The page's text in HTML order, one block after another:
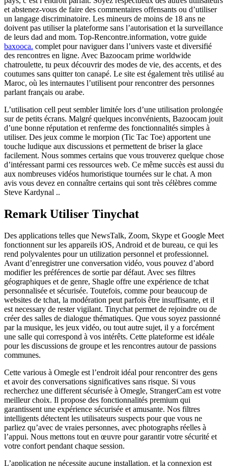
et abstenez-vous de faire des commentaires offensants ou d’utiliser
un langage discriminatoire. Les mineurs de moins de 18 ans ne
doivent pas utiliser la plateforme sans l’autorisation et la surveillance
de leurs dad and mom. Top-Rencontre.information, votre guide
baxooca. complet pour naviguer dans l’univers vaste et diversifié
des rencontres en ligne. Avec Bazoocam prime worldwide
chatroulette, tu peux découvrir des modes de vie, des accents, et des
coutumes sans quitter ton canapé. Le site est également très utilisé au
Maroc, où les internautes l’utilisent pour rencontrer des personnes
parlant français ou arabe.
L’utilisation cell peut sembler limitée lors d’une utilisation prolongée
sur de petits écrans. Malgré quelques inconvénients, Bazoocam jouit
d’une bonne réputation et renferme des fonctionnalités simples à
utiliser. Des jeux comme le morpion (Tic Tac Toe) apportent une
touche ludique aux discussions et permettent de briser la glace
facilement. Nous sommes certains que vous trouverez quelque chose
d’intéressant parmi ces ressources web. Ce même succès est aussi du
aux nombreuses vidéos humoristique tournées sur le chat. A mon
avis vous devez en connaître certains qui sont très célèbres comme
Steve Kardynal ..
Remark Utiliser Tinychat
Des applications telles que NewsTalk, Zoom, Skype et Google Meet
fonctionnent sur les appareils iOS, Android et de bureau, ce qui les
rend polyvalentes pour un utilization personnel et professionnel.
Avant d’enregistrer une conversation vidéo, vous pouvez d’abord
modifier les préférences de sortie par défaut. Avec ses filtres
géographiques et de genre, Shagle offre une expérience de tchat
personnalisée et sécurisée. Toutefois, comme pour beaucoup de
websites de tchat, la modération peut parfois être insuffisante, et il
est necessary de rester vigilant. Tinychat permet de rejoindre ou de
créer des salles de dialogue thématiques. Que vous soyez passionné
par la musique, les jeux vidéo, ou tout autre sujet, il y a forcément
une salle qui correspond à vos intérêts. Cette plateforme est idéale
pour les discussions de groupe et les rencontres autour de passions
communes.
Cette various à Omegle est l’endroit idéal pour rencontrer des gens
et avoir des conversations significatives sans risque. Si vous
recherchez une different sécurisée à Omegle, StrangerCam est votre
meilleur choix. Il propose des fonctionnalités premium qui
garantissent une expérience sécurisée et amusante. Nos filtres
intelligents détectent les utilisateurs suspects pour que vous ne
parliez qu’avec de vraies personnes, avec photographs réelles à
l’appui. Nous mettons tout en œuvre pour garantir votre sécurité et
votre confort pendant chaque session.
L’application ne nécessite aucune installation, et la connexion est